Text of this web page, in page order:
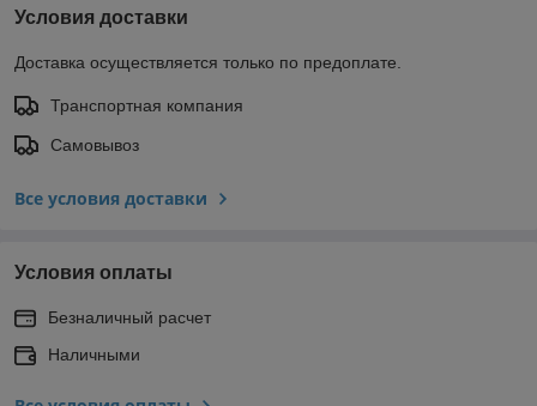
Условия доставки
Доставка осуществляется только по предоплате.
Транспортная компания
Самовывоз
Все условия доставки
Условия оплаты
Безналичный расчет
Наличными